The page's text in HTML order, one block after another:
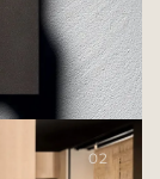
02